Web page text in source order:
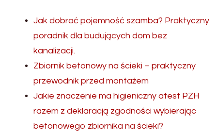
Jak dobrać pojemność szamba? Praktyczny
poradnik dla budujących dom bez
kanalizacji.
Zbiornik betonowy na ścieki – praktyczny
przewodnik przed montażem
Jakie znaczenie ma higieniczny atest PZH
razem z deklaracją zgodności wybierając
betonowego zbiornika na ścieki?